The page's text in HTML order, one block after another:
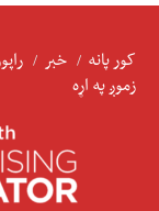
کور پانه خبر
زموږ په اړه